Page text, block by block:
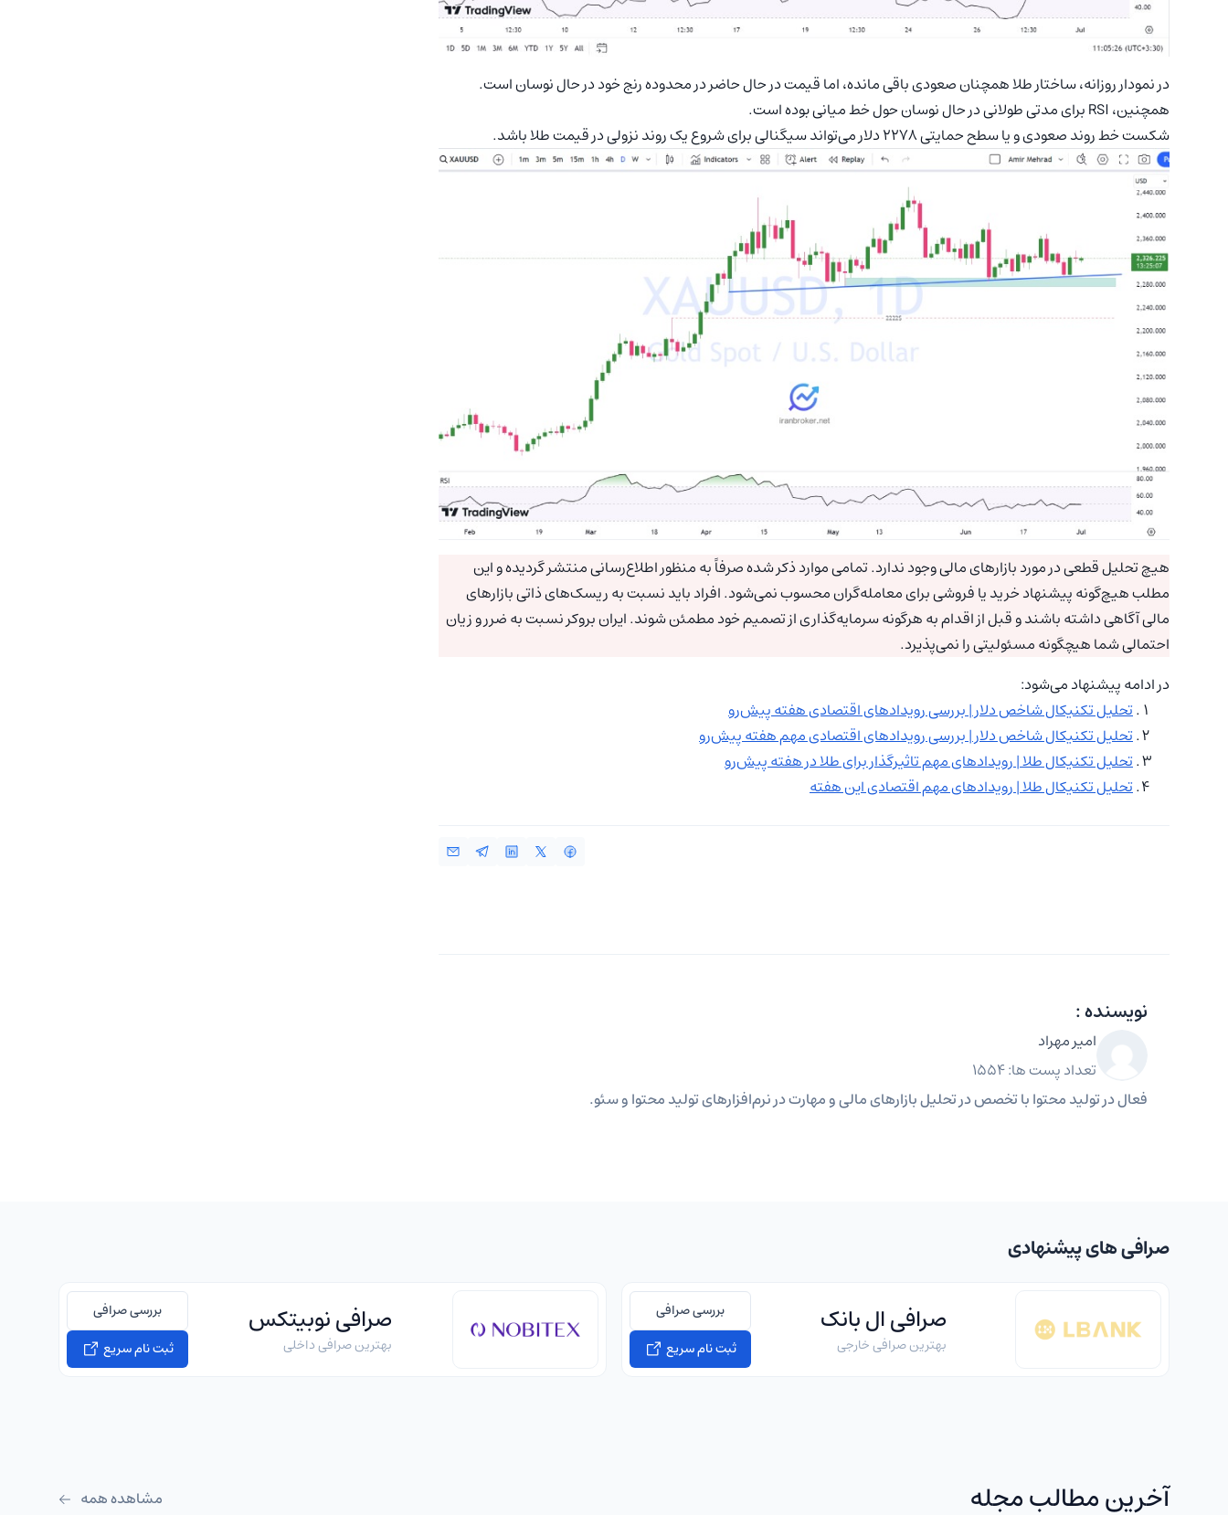
در نمودار روزانه، ساختار طلا همچنان صعودی باقی مانده، اما قیمت در حال حاضر در محدوده رنج خود در حال نوسان است.
همچنین، ‌RSI برای مدتی طولانی در حال نوسان حول خط میانی بوده است.
شکست خط روند صعودی و یا سطح حمایتی 2278 دلار می‌تواند سیگنالی برای شروع یک روند نزولی در قیمت طلا باشد.
هیچ تحلیل قطعی در مورد بازارهای مالی وجود ندارد. تمامی موارد ذکر شده صرفاً به منظور اطلاع‌رسانی منتشر گردیده و این
مطلب هیچ‌گونه پیشنهاد خرید یا فروشی برای معامله‌گران محسوب نمی‌شود. افراد باید نسبت به ریسک‌های ذاتی بازارهای
مالی آگاهی داشته باشند و قبل از اقدام به هرگونه سرمایه‌گذاری از تصمیم خود مطمئن شوند. ایران بروکر نسبت به ضرر و زیان
احتمالی شما هیچگونه مسئولیتی را نمی‌پذیرد.
در ادامه پیشنهاد می‌شود:
تحلیل تکنیکال شاخص دلار | بررسی رویدادهای اقتصادی هفته پیش‌رو
تحلیل تکنیکال شاخص دلار | بررسی رویدادهای اقتصادی مهم هفته پیش‌رو
تحلیل تکنیکال طلا | رویدادهای مهم تاثیرگذار برای طلا در هفته پیش‌رو
تحلیل تکنیکال طلا | رویدادهای مهم اقتصادی این هفته
نویسنده :
امیر مهراد
تعداد پست ها: 1554
فعال در تولید محتوا با تخصص در تحلیل بازارهای مالی و مهارت در نرم‌افزارهای تولید محتوا و سئو.
صرافی های پیشنهادی
صرافی ال بانک
بهترین صرافی خارجی
بررسی صرافی
ثبت نام سریع
صرافی نوبیتکس
بهترین صرافی داخلی
بررسی صرافی
ثبت نام سریع
آخرین مطالب مجله مشاهده همه